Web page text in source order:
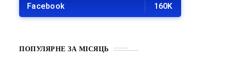
Facebook 160K
ПОПУЛЯРНЕ ЗА МІСЯЦЬ